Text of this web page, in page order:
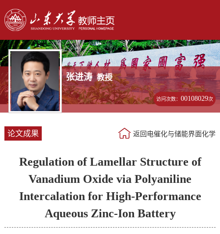
张进涛 教授
访问次数：00108029次
论文成果 返回电催化与储能界面化学
Regulation of Lamellar Structure of
Vanadium Oxide via Polyaniline
Intercalation for High-Performance
Aqueous Zinc-Ion Battery